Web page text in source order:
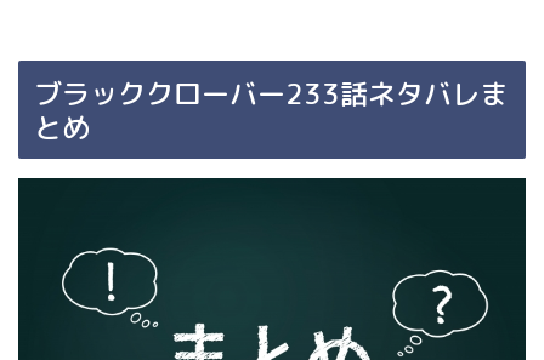
ブラッククローバー233話ネタバレま
とめ